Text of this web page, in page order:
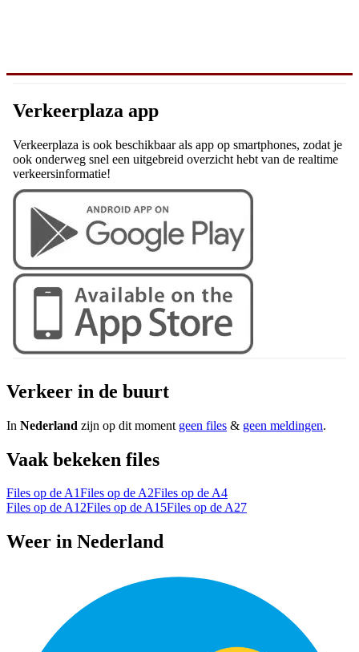
Verkeerplaza app
Verkeerplaza is ook beschikbaar als app op smartphones, zodat je
ook onderweg snel een uitgebreid overzicht hebt van de realtime
verkeersinformatie!
Verkeer in de buurt
In Nederland zijn op dit moment geen files & geen meldingen.
Vaak bekeken files
Files op de A1Files op de A2Files op de A4
Files op de A12Files op de A15Files op de A27
Weer in Nederland